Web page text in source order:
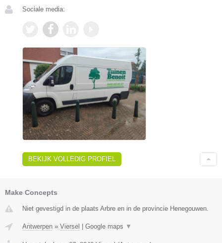
Sociale media:
BEKIJK VOLLEDIG PROFIEL
Make Concepts
Niet gevestigd in de plaats Arbre en in de provincie Henegouwen.
Antwerpen » Viersel | Google maps ▼